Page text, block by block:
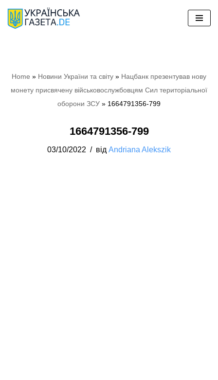
Перейти
Home » Hовини України та світу » Нацбанк презентував нову
монету присвячену військовослужбовцям Сил територіальної
оборони ЗСУ » 1664791356-799
1664791356-799
03/10/2022 від Andriana Alekszik